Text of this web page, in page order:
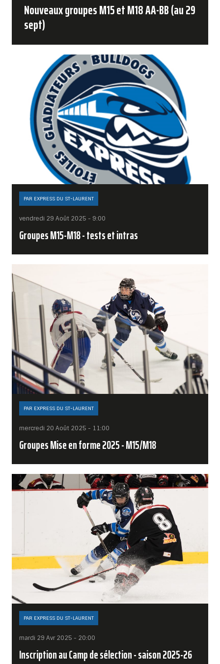
Nouveaux groupes M15 et M18 AA-BB (au 29
sept)
PAR EXPRESS DU ST-LAURENT
vendredi 29 Août 2025 - 9:00
Groupes M15-M18 - tests et intras
PAR EXPRESS DU ST-LAURENT
mercredi 20 Août 2025 - 11:00
Groupes Mise en forme 2025 - M15/M18
PAR EXPRESS DU ST-LAURENT
mardi 29 Avr 2025 - 20:00
Inscription au Camp de sélection - saison 2025-26